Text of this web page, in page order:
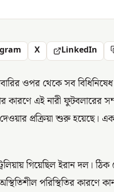
X LinkedIn
ওপর থেকে সব
কারণে এই নারী ফুটবলারের
প্রক্রিয়া শুরু হয়েছে।
গিয়েছিল ইরান দল।
পরিস্থিতির কারণে